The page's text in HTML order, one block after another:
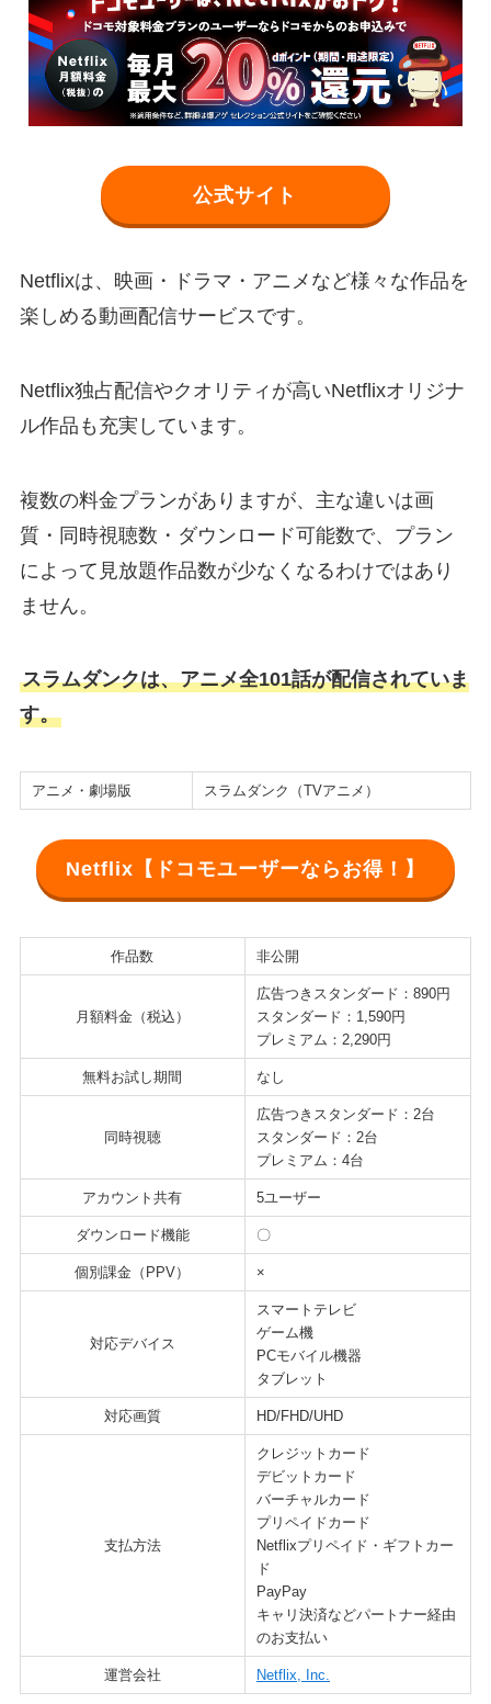
公式サイト
Netflixは、映画・ドラマ・アニメなど様々な作品を
楽しめる動画配信サービスです。
Netflix独占配信やクオリティが高いNetflixオリジナ
ル作品も充実しています。
複数の料金プランがありますが、主な違いは画
質・同時視聴数・ダウンロード可能数で、プラン
によって見放題作品数が少なくなるわけではあり
ません。
スラムダンクは、アニメ全101話が配信されていま
す。
アニメ・劇場版 スラムダンク（TVアニメ）
Netflix【ドコモユーザーならお得！】
作品数 非公開
月額料金（税込）
広告つきスタンダード：890円
スタンダード：1,590円
プレミアム：2,290円
無料お試し期間 なし
同時視聴
広告つきスタンダード：2台
スタンダード：2台
プレミアム：4台
アカウント共有 5ユーザー
ダウンロード機能 〇
個別課金（PPV） ×
対応デバイス
スマートテレビ
ゲーム機
PCモバイル機器
タブレット
対応画質 HD/FHD/UHD
支払方法
クレジットカード
デビットカード
バーチャルカード
プリペイドカード
Netflixプリペイド・ギフトカー
ド
PayPay
キャリ決済などパートナー経由
のお支払い
運営会社 Netflix, Inc.